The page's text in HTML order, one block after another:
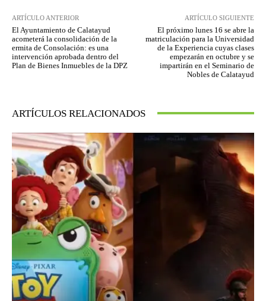
ARTÍCULO ANTERIOR
El Ayuntamiento de Calatayud
acometerá la consolidación de la
ermita de Consolación: es una
intervención aprobada dentro del
Plan de Bienes Inmuebles de la DPZ
ARTÍCULO SIGUIENTE
El próximo lunes 16 se abre la
matriculación para la Universidad
de la Experiencia cuyas clases
empezarán en octubre y se
impartirán en el Seminario de
Nobles de Calatayud
ARTÍCULOS RELACIONADOS